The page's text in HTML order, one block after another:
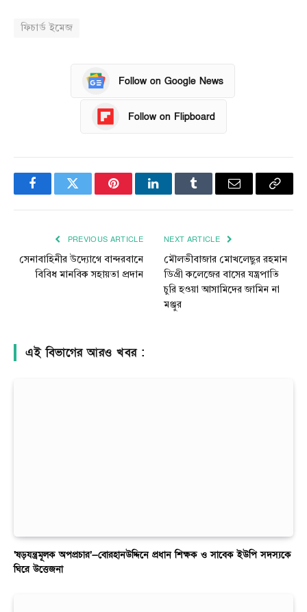
ফিচার্ড ইমেজ
Follow on Google News
Follow on Flipboard
FacebookTwitter PinterestLinkedInTumblr Email
Copy
PREVIOUS ARTICLE
সেনাবাহিনীর উদ্যোগে বান্দরবানে
বিবিধ মানবিক সহায়তা প্রদান
NEXT ARTICLE
মৌলভীবাজার মোখলেছুর রহমান
ডিগ্রী কলেজের বাসের যন্ত্রপাতি
চুরি হওয়া আসামিদের জামিন না
মঞ্জুর
এই বিভাগের আরও খবর :
‘ষড়যন্ত্রমূলক অপপ্রচার’—বোরহানউদ্দিনে প্রধান শিক্ষক ও সাবেক ইউপি সদস্যকে
ঘিরে উত্তেজনা